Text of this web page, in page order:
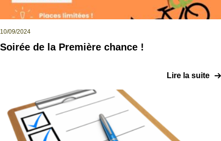
10/09/2024
Soirée de la Première chance !
Lire la suite